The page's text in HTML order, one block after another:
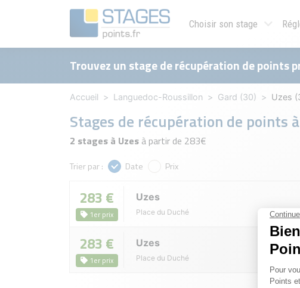
Choisir son stage
Trouvez un stage de récupération de points
Accueil Languedoc-Roussillon Gard (30) Uzes
Stages de récupération de points à
2 stages à Uzes à partir de 283€
Trier par : Date Prix
283 €
1er prix
Uzes
Place du Duché
283 €
1er prix
Uzes
Place du Duché